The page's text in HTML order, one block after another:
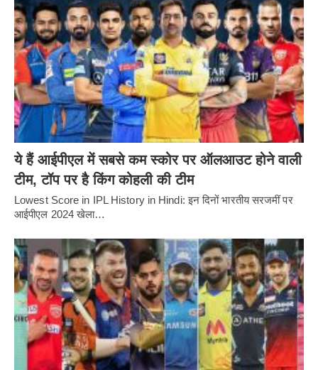
ये हैं आईपीएल में सबसे कम स्कोर पर ऑलआउट होने वाली
टीम, टॉप पर है किंग कोहली की टीम
Lowest Score in IPL History in Hindi: इन दिनों भारतीय सरजमीं पर
आईपीएल 2024 खेला…